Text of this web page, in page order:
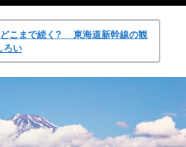
どこまで続く? 東海道新幹線の観
ろい